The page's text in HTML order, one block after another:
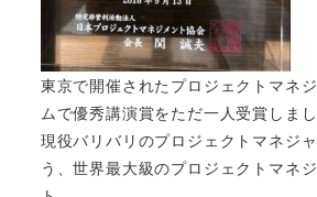
東京で開催されたプロジェクトマネ
ムで優秀講演賞をただ一人受賞しまし
現役バリバリのプロジェクトマネジ
う、世界最大級のプロジェクトマネ